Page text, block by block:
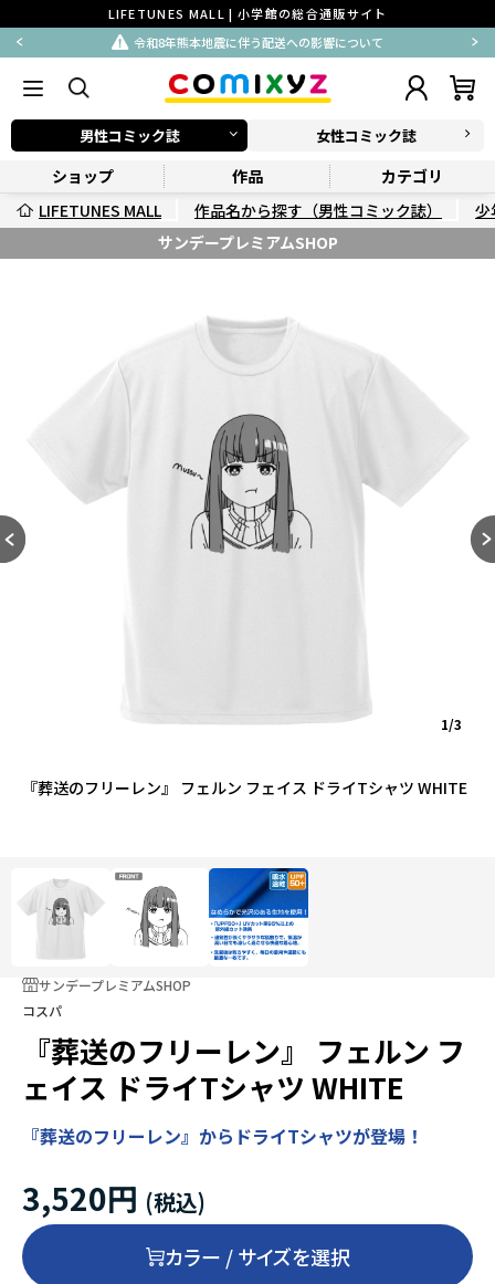
LIFETUNES MALL | 小学館の総合通販サイト
令和8年熊本地震に伴う配送への影響について
男性コミック誌 女性コミック誌
ショップ 作品
カテゴリ
LIFETUNES MALL
作品名から探す（男性コミック誌）
少
サンデープレミアムSHOP
『葬送のフリーレン』 フェルン フェイス ドライTシャツ WHITE
1/3
サンデープレミアムSHOP
コスパ
『葬送のフリーレン』 フェルン フ
ェイス ドライTシャツ WHITE
『葬送のフリーレン』からドライTシャツが登場！
3,520円
カラー / サイズを選択